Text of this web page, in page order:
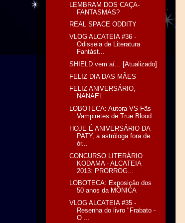
LEMBRAM DOS CAÇA-
FANTASMAS?
REAL SPACE ODDITY
VLOG ALCATEIA #36 -
Odisseia de Literatura
Fantást...
SHIELD vem aí... [Atualizado]
FELIZ DIA DAS MÃES
FELIZ ANIVERSÁRIO,
NANAEL
LOBOTECA: Autora VS Fãs
Vampiretes de True Blood
HOJE É ANIVERSÁRIO DA
PATY, a astróloga fora de
ór...
CONCURSO LITERÁRIO
KODAMA - ALCATEIA
2013: PRORROG...
LOBOTECA: Exposição dos
50 anos da MÔNICA
VLOG ALCATEIA #35 -
Resenha do livro "Frabato -
O ...